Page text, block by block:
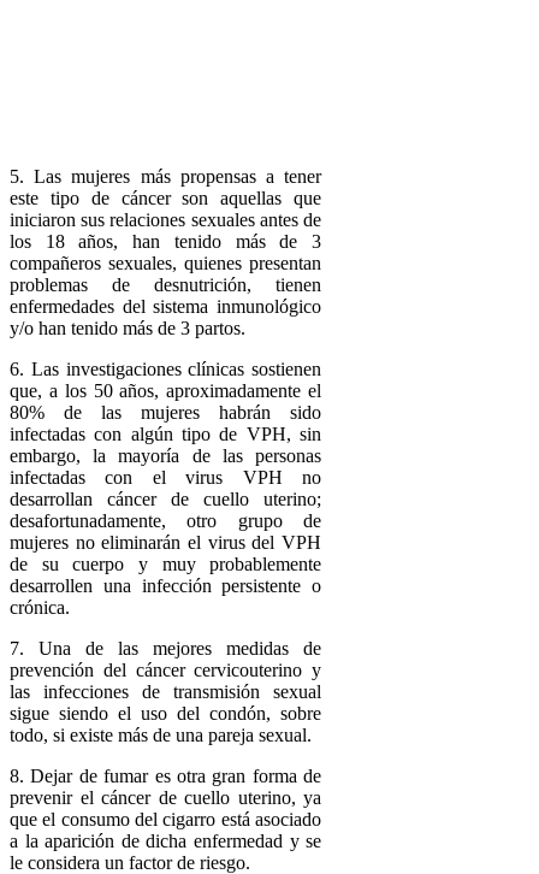
5. Las mujeres más propensas a tener
este tipo de cáncer son aquellas que
iniciaron sus relaciones sexuales antes de
los 18 años, han tenido más de 3
compañeros sexuales, quienes presentan
problemas de desnutrición, tienen
enfermedades del sistema inmunológico
y/o han tenido más de 3 partos.
6. Las investigaciones clínicas sostienen
que, a los 50 años, aproximadamente el
80% de las mujeres habrán sido
infectadas con algún tipo de VPH, sin
embargo, la mayoría de las personas
infectadas con el virus VPH no
desarrollan cáncer de cuello uterino;
desafortunadamente, otro grupo de
mujeres no eliminarán el virus del VPH
de su cuerpo y muy probablemente
desarrollen una infección persistente o
crónica.
7. Una de las mejores medidas de
prevención del cáncer cervicouterino y
las infecciones de transmisión sexual
sigue siendo el uso del condón, sobre
todo, si existe más de una pareja sexual.
8. Dejar de fumar es otra gran forma de
prevenir el cáncer de cuello uterino, ya
que el consumo del cigarro está asociado
a la aparición de dicha enfermedad y se
le considera un factor de riesgo.